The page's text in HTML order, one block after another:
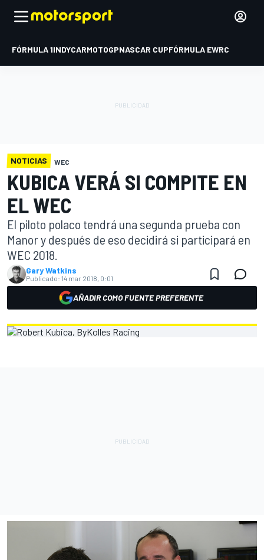
FÓRMULA 1INDYCARMOTOGPNASCAR CUPFÓRMULA EWRC
NOTICIAS WEC
KUBICA VERÁ SI COMPITE EN
EL WEC
El piloto polaco tendrá una segunda prueba con
Manor y después de eso decidirá si participará en
WEC 2018.
Gary Watkins
Publicado: 14 mar 2018, 0:01
AÑADIR COMO FUENTE PREFERENTE